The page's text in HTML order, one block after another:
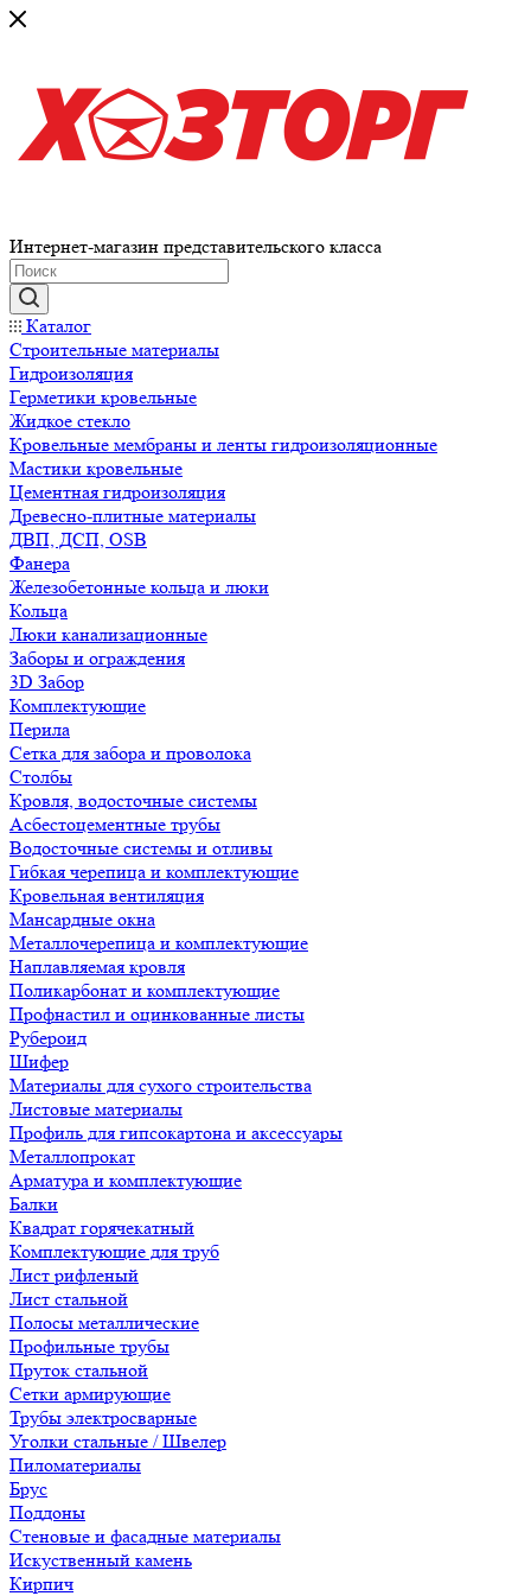
Интернет-магазин представительского класса
Каталог
Строительные материалы
Гидроизоляция
Герметики кровельные
Жидкое стекло
Кровельные мембраны и ленты гидроизоляционные
Мастики кровельные
Цементная гидроизоляция
Древесно-плитные материалы
ДВП, ДСП, OSB
Фанера
Железобетонные кольца и люки
Кольца
Люки канализационные
Заборы и ограждения
3D Забор
Комплектующие
Перила
Сетка для забора и проволока
Столбы
Кровля, водосточные системы
Асбестоцементные трубы
Водосточные системы и отливы
Гибкая черепица и комплектующие
Кровельная вентиляция
Мансардные окна
Металлочерепица и комплектующие
Наплавляемая кровля
Поликарбонат и комплектующие
Профнастил и оцинкованные листы
Рубероид
Шифер
Материалы для сухого строительства
Листовые материалы
Профиль для гипсокартона и аксессуары
Металлопрокат
Арматура и комплектующие
Балки
Квадрат горячекатный
Комплектующие для труб
Лист рифленый
Лист стальной
Полосы металлические
Профильные трубы
Пруток стальной
Сетки армирующие
Трубы электросварные
Уголки стальные / Швелер
Пиломатериалы
Брус
Поддоны
Стеновые и фасадные материалы
Искуственный камень
Кирпич